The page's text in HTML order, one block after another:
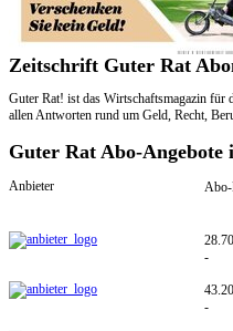
Zeitschrift Guter Rat
Guter Rat! ist das Wirtschaftsmagazin für
allen Antworten rund um Geld, Recht,
Guter Rat Abo-Angebote
Anbieter Abo-
-
-